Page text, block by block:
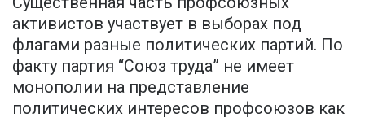
активистов участвует в выборах под
флагами разные политических партий. По
факту партия “Союз труда” не имеет
монополии на представление
политических интересов профсоюзов как